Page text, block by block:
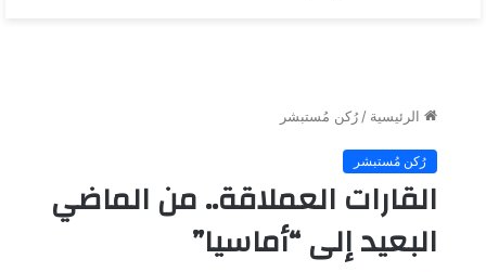
الرئيسية / رُكن مُستبشر
رُكن مُستبشر
القارات العملاقة.. من الماضي
البعيد إلى “أماسيا”